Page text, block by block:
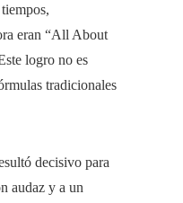
eran “All About
logro no es
tradicionales
decisivo para
audaz y a un